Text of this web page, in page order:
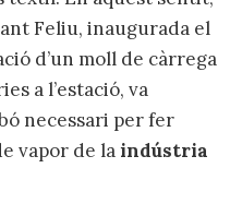
Feliu, inaugurada el
d’un moll de càrrega
a l’estació, va
necessari per fer
vapor de laindústria